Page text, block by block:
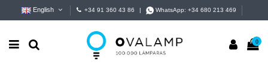
English +34 91 360 43 86 WhatsApp: +34 680 213 469
0